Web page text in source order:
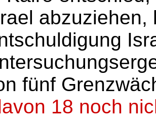
abzuziehen,
fünf
18 noch